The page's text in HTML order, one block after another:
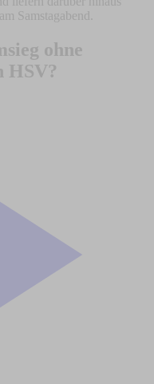
Samstagabend.
ohne
HSV?